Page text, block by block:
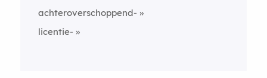
achteroverschoppend-
licentie-